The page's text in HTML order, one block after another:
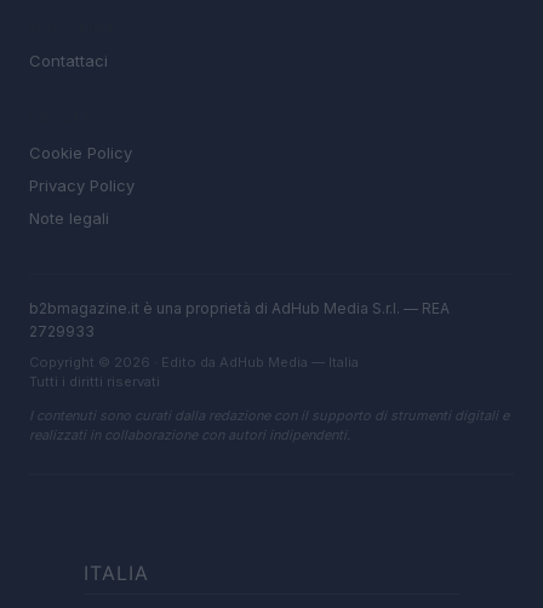
Contattaci
Cookie Policy
Privacy Policy
Note legali
b2bmagazine.it è una proprietà di AdHub Media S.r.l. — REA
2729933
Copyright © 2026 · Edito da AdHub Media — Italia
Tutti i diritti riservati
I contenuti sono curati dalla redazione con il supporto di strumenti digitali e
realizzati in collaborazione con autori indipendenti.
ITALIA